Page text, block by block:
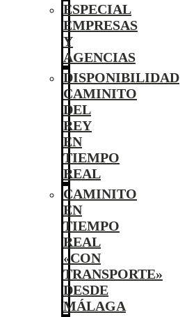
ESPECIAL
EMPRESAS
Y
AGENCIAS
DISPONIBILIDAD
CAMINITO
DEL
REY
EN
TIEMPO
REAL
CAMINITO
EN
TIEMPO
REAL
«CON
TRANSPORTE»
DESDE
MÁLAGA